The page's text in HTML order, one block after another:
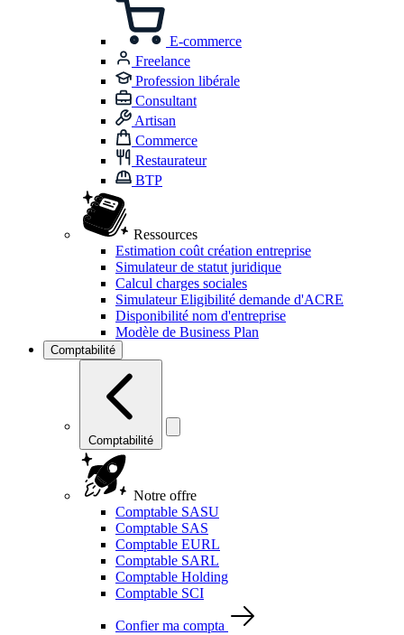
E-commerce
Freelance
Profession libérale
Consultant
Artisan
Commerce
Restaurateur
BTP
Ressources
Estimation coût création entreprise
Simulateur de statut juridique
Calcul charges sociales
Simulateur Eligibilité demande d'ACRE
Disponibilité nom d'entreprise
Modèle de Business Plan
Comptabilité
Comptabilité
Notre offre
Comptable SASU
Comptable SAS
Comptable EURL
Comptable SARL
Comptable Holding
Comptable SCI
Confier ma compta